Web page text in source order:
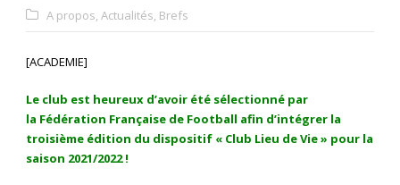
A propos, Actualités, Brefs
[ACADEMIE]
Le club est heureux d’avoir été sélectionné par
la Fédération Française de Football afin d’intégrer la
troisième édition du dispositif « Club Lieu de Vie » pour la
saison 2021/2022 !